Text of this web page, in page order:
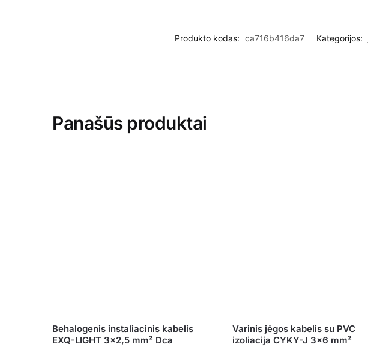
Produkto kodas: ca716b416da7 Kategorijos:
Panašūs produktai
Behalogenis instaliacinis kabelis
EXQ-LIGHT 3×2,5 mm² Dca
Varinis jėgos kabelis su PVC
izoliacija CYKY-J 3×6 mm²